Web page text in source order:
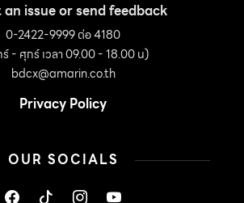
an issue or send feedback
0-2422-9999 ต่อ 4180
- ศุกร์ เวลา 09.00 - 18.00 น)
bdcx@amarin.co.th
Privacy Policy
OUR SOCIALS